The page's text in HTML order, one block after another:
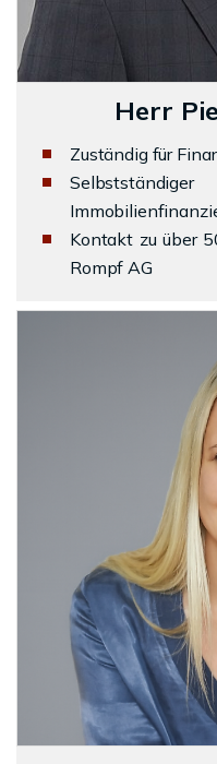
Herr
Zuständig für
Kontakt zu über
Rompf AG